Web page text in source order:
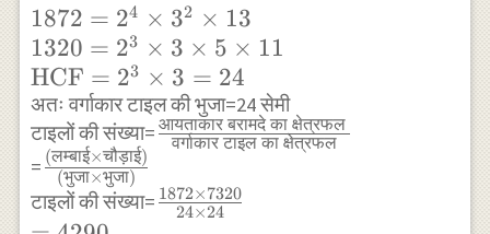
\hline 13 & 13
\\ \hline & 1
\end{array}
\quad \quad
\quad
\begin{array}
{l|l}2 & 1320
1872=2^{4} \times
3^{2} \times 13 \\
1320=2^{3} \times
3 \times 5 \times 11
\\
\text{HCF}=2^{3}
\times 3=24
1872 = 24 × 32 × 13
1320 = 23 × 3 × 5 × 11
HCF = 23 × 3 = 24
अतः वर्गाकार टाइल की भुजा=24 सेमी
टाइलों की संख्या=\frac{\text{आयताकार
बरामदे का क्षेत्रफल }}
{\text{वर्गाकार टाइल
का क्षेत्रफल}}
वर्गाकार टाइल का क्षेत्रफल
आयताकार बरामदे का क्षेत्रफल
=\frac{\text{(लम्बाई×चौड़ाई)}}
{\text{(भुजा×भुजा)}}
(भुजा×भुजा)
(लम्बाई×चौड़ाई)
टाइलों की संख्या=\frac{1872
24×24
1872×7320